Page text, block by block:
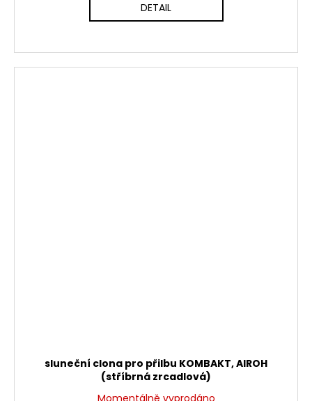
DETAIL
sluneční clona pro přilbu KOMBAKT, AIROH
(stříbrná zrcadlová)